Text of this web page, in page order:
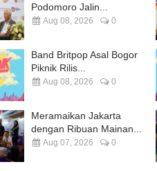
Podomoro Jalin...
Aug 08, 2026 0
Band Britpop Asal Bogor
Piknik Rilis...
Aug 08, 2026 0
Meramaikan Jakarta
dengan Ribuan Mainan...
Aug 07, 2026 0